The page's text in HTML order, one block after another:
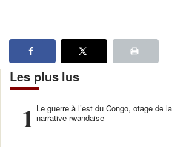
Les plus lus
1 Le guerre à l’est du Congo, otage de la
narrative rwandaise